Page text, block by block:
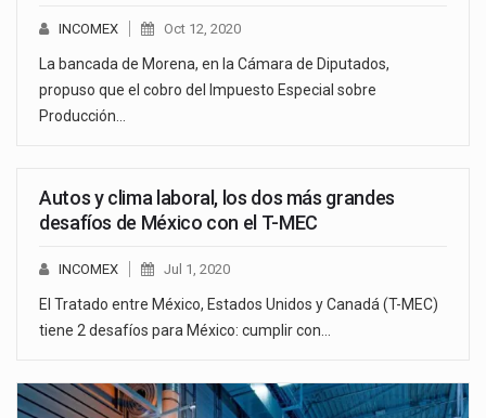
INCOMEX Oct 12, 2020
La bancada de Morena, en la Cámara de Diputados,
propuso que el cobro del Impuesto Especial sobre
Producción…
Autos y clima laboral, los dos más grandes
desafíos de México con el T-MEC
INCOMEX Jul 1, 2020
El Tratado entre México, Estados Unidos y Canadá (T-MEC)
tiene 2 desafíos para México: cumplir con…